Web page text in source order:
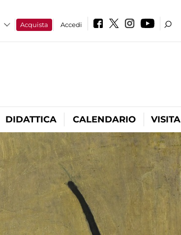
Acquista Accedi
DIDATTICA CALENDARIO VISITA